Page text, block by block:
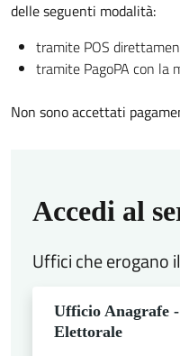
delle seguenti modalità:
tramite POS
tramite PagoPA con la
Non sono accettati
Accedi al
Uffici che erogano
Ufficio Anagrafe
Elettorale